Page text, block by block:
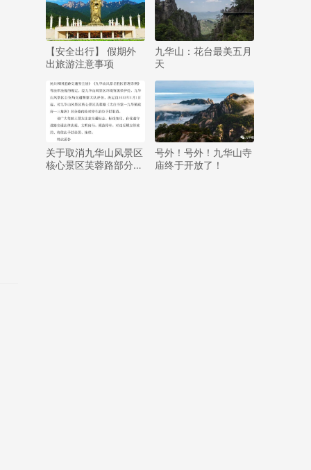
【安全出行】 假期外
出旅游注意事项
九华山：花台最美五月
天
关于取消九华山风景区
核心景区芙蓉路部分路
号外！号外！九华山寺
庙终于开放了！